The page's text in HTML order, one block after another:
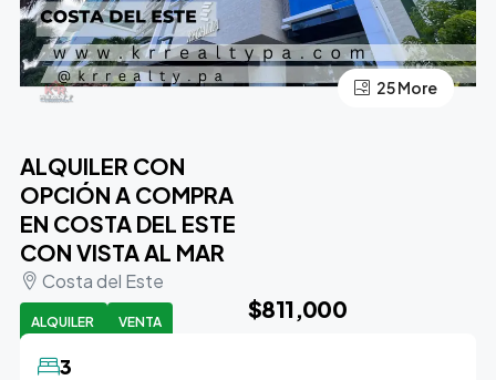
21 More
25 More
ALQUILER CON
OPCIÓN A COMPRA
EN COSTA DEL ESTE
CON VISTA AL MAR
Costa del Este
ALQUILER VENTA $811,000
3